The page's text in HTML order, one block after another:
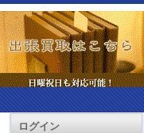
カートを見る
ログイン